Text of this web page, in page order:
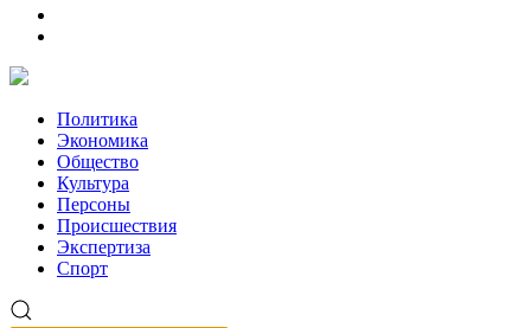
Политика
Экономика
Общество
Культура
Персоны
Происшествия
Экспертиза
Спорт